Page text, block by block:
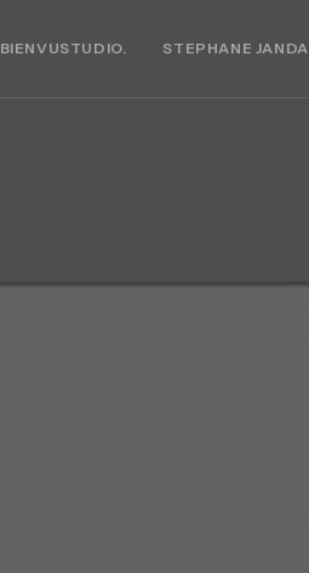
BIENVUSTUDIO. STEPHANE JANDA